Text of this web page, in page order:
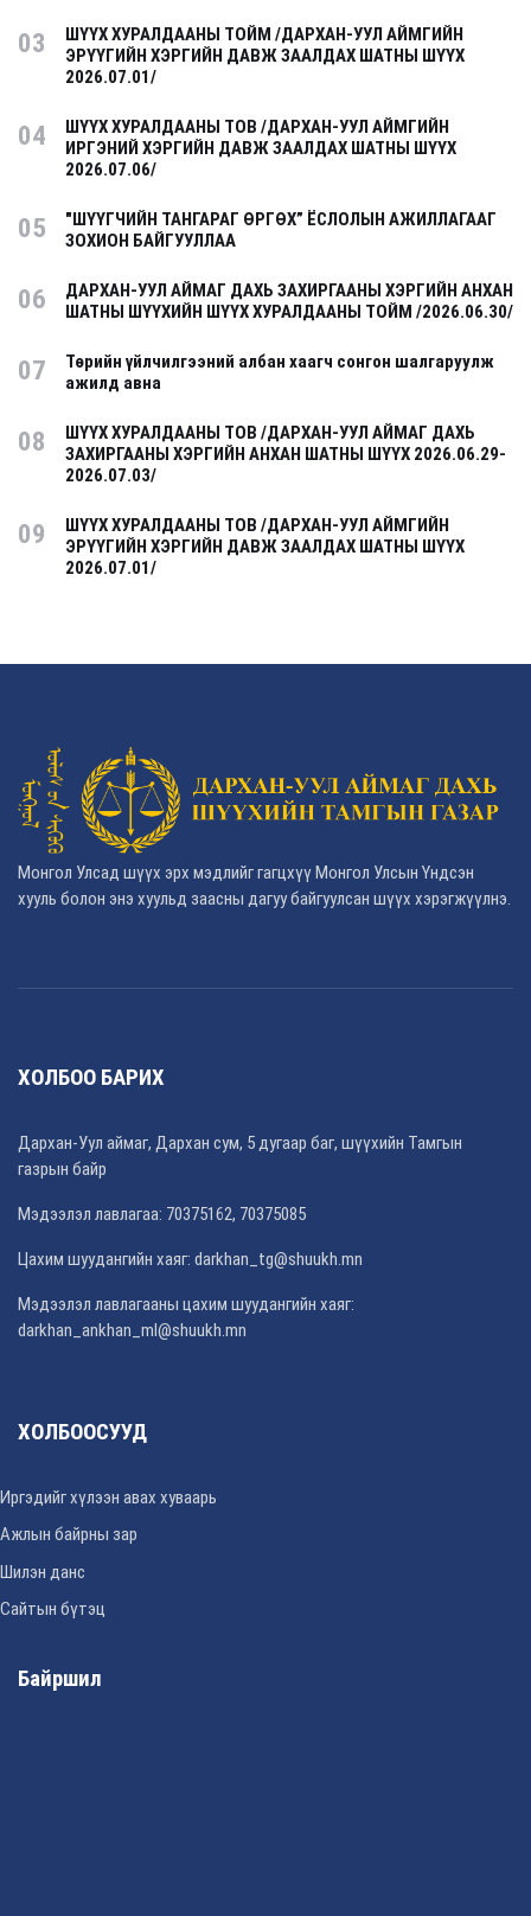
03
ШҮҮХ ХУРАЛДААНЫ ТОЙМ /ДАРХАН-УУЛ АЙМГИЙН
ЭРҮҮГИЙН ХЭРГИЙН ДАВЖ ЗААЛДАХ ШАТНЫ ШҮҮХ
2026.07.01/
04
ШҮҮХ ХУРАЛДААНЫ ТОВ /ДАРХАН-УУЛ АЙМГИЙН
ИРГЭНИЙ ХЭРГИЙН ДАВЖ ЗААЛДАХ ШАТНЫ ШҮҮХ
2026.07.06/
05
"ШҮҮГЧИЙН ТАНГАРАГ ӨРГӨХ” ЁСЛОЛЫН АЖИЛЛАГААГ
ЗОХИОН БАЙГУУЛЛАА
06
ДАРХАН-УУЛ АЙМАГ ДАХЬ ЗАХИРГААНЫ ХЭРГИЙН АНХАН
ШАТНЫ ШҮҮХИЙН ШҮҮХ ХУРАЛДААНЫ ТОЙМ /2026.06.30/
07
Төрийн үйлчилгээний албан хаагч сонгон шалгаруулж
ажилд авна
08
ШҮҮХ ХУРАЛДААНЫ ТОВ /ДАРХАН-УУЛ АЙМАГ ДАХЬ
ЗАХИРГААНЫ ХЭРГИЙН АНХАН ШАТНЫ ШҮҮХ 2026.06.29-
2026.07.03/
09
ШҮҮХ ХУРАЛДААНЫ ТОВ /ДАРХАН-УУЛ АЙМГИЙН
ЭРҮҮГИЙН ХЭРГИЙН ДАВЖ ЗААЛДАХ ШАТНЫ ШҮҮХ
2026.07.01/
Монгол Улсад шүүх эрх мэдлийг гагцхүү Монгол Улсын Үндсэн
хууль болон энэ хуульд заасны дагуу байгуулсан шүүх хэрэгжүүлнэ.
ХОЛБОО БАРИХ
Дархан-Уул аймаг, Дархан сум, 5 дугаар баг, шүүхийн Тамгын
газрын байр
Мэдээлэл лавлагаа: 70375162, 70375085
Цахим шуудангийн хаяг: darkhan_tg@shuukh.mn
Мэдээлэл лавлагааны цахим шуудангийн хаяг:
darkhan_ankhan_ml@shuukh.mn
ХОЛБООСУУД
Иргэдийг хүлээн авах хуваарь
Ажлын байрны зар
Шилэн данс
Сайтын бүтэц
Байршил